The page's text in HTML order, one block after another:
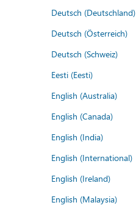
Deutsch (Deutschland)
Deutsch (Österreich)
Deutsch (Schweiz)
Eesti (Eesti)
English (Australia)
English (Canada)
English (India)
English (International)
English (Ireland)
English (Malaysia)